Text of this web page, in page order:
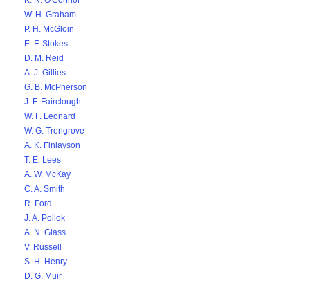
W. H. Graham
P. H. McGloin
E. F. Stokes
D. M. Reid
A. J. Gillies
G. B. McPherson
J. F. Fairclough
W. F. Leonard
W. G. Trengrove
A. K. Finlayson
T. E. Lees
A. W. McKay
C. A. Smith
R. Ford
J. A. Pollok
A. N. Glass
V. Russell
S. H. Henry
D. G. Muir